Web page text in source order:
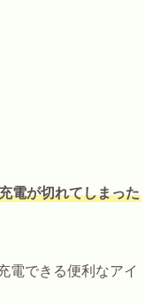
電が切れてしまった
電できる便利なアイ